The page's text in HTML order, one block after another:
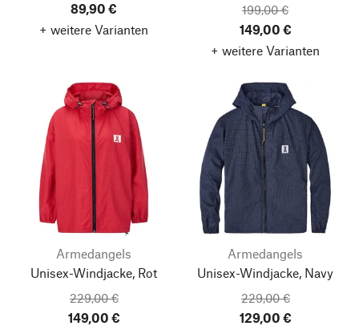
89,90 €
+ weitere Varianten
199,00 €
149,00 €
+ weitere Varianten
Armedangels
Unisex-Windjacke, Rot
229,00 €
149,00 €
Armedangels
Unisex-Windjacke, Navy
229,00 €
129,00 €